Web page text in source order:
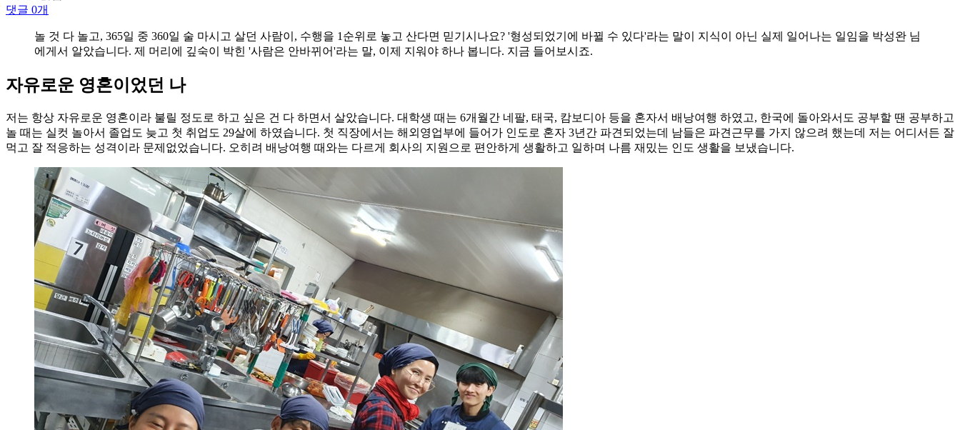
댓글 0개
놀 것 다 놀고, 365일 중 360일 술 마시고 살던 사람이, 수행을 1순위로 놓고 산다면 믿기시나요? '형성되었기에 바뀔 수 있다'라는 말이 지식이 아닌 실제 일어나는 일임을 박성완 님
에게서 알았습니다. 제 머리에 깊숙이 박힌 '사람은 안바뀌어'라는 말, 이제 지워야 하나 봅니다. 지금 들어보시죠.
자유로운 영혼이었던 나
저는 항상 자유로운 영혼이라 불릴 정도로 하고 싶은 건 다 하면서 살았습니다. 대학생 때는 6개월간 네팔, 태국, 캄보디아 등을 혼자서 배낭여행 하였고, 한국에 돌아와서도 공부할 땐 공부하고
놀 때는 실컷 놀아서 졸업도 늦고 첫 취업도 29살에 하였습니다. 첫 직장에서는 해외영업부에 들어가 인도로 혼자 3년간 파견되었는데 남들은 파견근무를 가지 않으려 했는데 저는 어디서든 잘
먹고 잘 적응하는 성격이라 문제없었습니다. 오히려 배낭여행 때와는 다르게 회사의 지원으로 편안하게 생활하고 일하며 나름 재밌는 인도 생활을 보냈습니다.